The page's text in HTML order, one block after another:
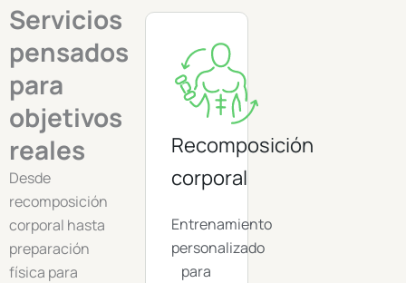
Servicios
pensados
para
objetivos
reales
Desde
recomposición
corporal hasta
preparación
física para
Recomposición
corporal
Entrenamiento
personalizado
para